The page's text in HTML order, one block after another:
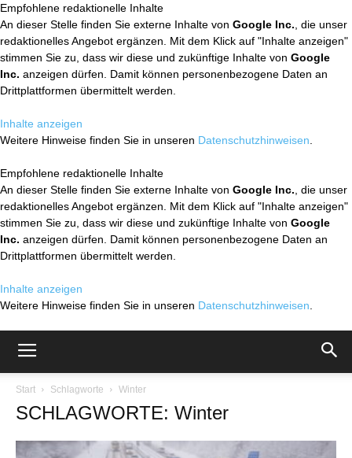
Empfohlene redaktionelle Inhalte
An dieser Stelle finden Sie externe Inhalte von Google Inc. , die unser
redaktionelles Angebot ergänzen. Mit dem Klick auf "Inhalte anzeigen"
stimmen Sie zu, dass wir diese und zukünftige Inhalte von Google
Inc. anzeigen dürfen. Damit können personenbezogene Daten an
Drittplattformen übermittelt werden.
Inhalte anzeigen
Weitere Hinweise finden Sie in unseren Datenschutzhinweisen
Empfohlene redaktionelle Inhalte
An dieser Stelle finden Sie externe Inhalte von Google Inc. , die unser
redaktionelles Angebot ergänzen. Mit dem Klick auf "Inhalte anzeigen"
stimmen Sie zu, dass wir diese und zukünftige Inhalte von Google
Inc. anzeigen dürfen. Damit können personenbezogene Daten an
Drittplattformen übermittelt werden.
Inhalte anzeigen
Weitere Hinweise finden Sie in unseren Datenschutzhinweisen
Start Schlagworte Winter
SCHLAGWORTE: Winter